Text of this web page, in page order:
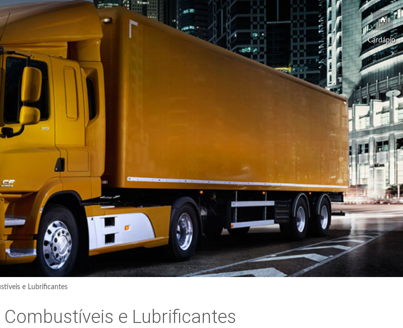
Cardápio
e Lubrificantes
e Lubrificantes